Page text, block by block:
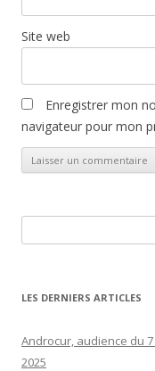
Site web
Enregistrer mon
navigateur pour mon
LES DERNIERS ARTICLES
Androcur, audience du
2025